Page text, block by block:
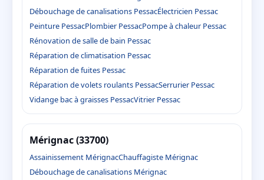
Débouchage de canalisations PessacÉlectricien Pessac
Peinture PessacPlombier PessacPompe à chaleur Pessac
Rénovation de salle de bain Pessac
Réparation de climatisation Pessac
Réparation de fuites Pessac
Réparation de volets roulants PessacSerrurier Pessac
Vidange bac à graisses PessacVitrier Pessac
Mérignac (33700)
Assainissement MérignacChauffagiste Mérignac
Débouchage de canalisations Mérignac